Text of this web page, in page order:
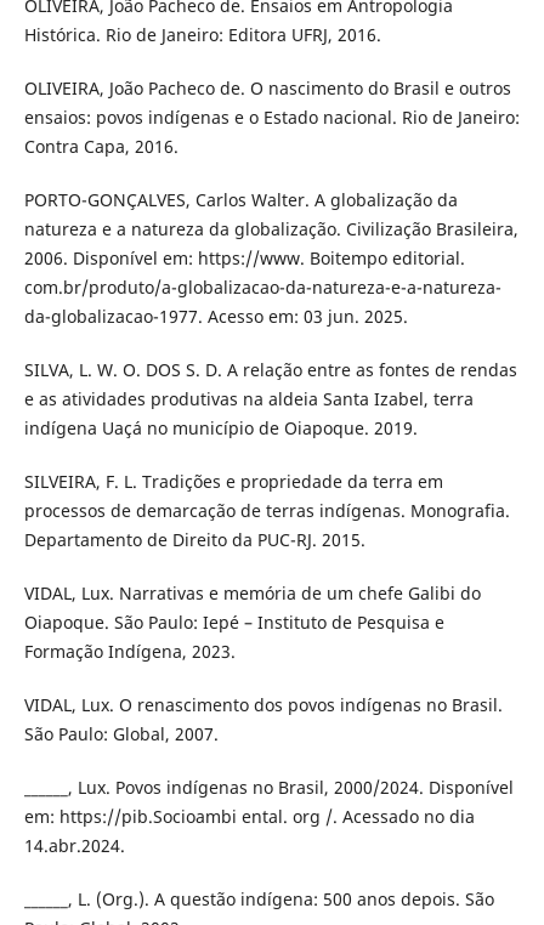
OLIVEIRA, João Pacheco de. Ensaios em Antropologia
Histórica. Rio de Janeiro: Editora UFRJ, 2016.
OLIVEIRA, João Pacheco de. O nascimento do Brasil e outros
ensaios: povos indígenas e o Estado nacional. Rio de Janeiro:
Contra Capa, 2016.
PORTO-GONÇALVES, Carlos Walter. A globalização da
natureza e a natureza da globalização. Civilização Brasileira,
2006. Disponível em: https://www. Boitempo editorial.
com.br/produto/a-globalizacao-da-natureza-e-a-natureza-
da-globalizacao-1977. Acesso em: 03 jun. 2025.
SILVA, L. W. O. DOS S. D. A relação entre as fontes de rendas
e as atividades produtivas na aldeia Santa Izabel, terra
indígena Uaçá no município de Oiapoque. 2019.
SILVEIRA, F. L. Tradições e propriedade da terra em
processos de demarcação de terras indígenas. Monografia.
Departamento de Direito da PUC-RJ. 2015.
VIDAL, Lux. Narrativas e memória de um chefe Galibi do
Oiapoque. São Paulo: Iepé – Instituto de Pesquisa e
Formação Indígena, 2023.
VIDAL, Lux. O renascimento dos povos indígenas no Brasil.
São Paulo: Global, 2007.
______, Lux. Povos indígenas no Brasil, 2000/2024. Disponível
em: https://pib.Socioambi ental. org /. Acessado no dia
14.abr.2024.
______, L. (Org.). A questão indígena: 500 anos depois. São